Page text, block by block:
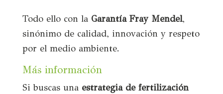
Todo ello con la Garantía Fray Mendel,
sinónimo de calidad, innovación y respeto
por el medio ambiente.
Más información
Si buscas una estrategia de fertilización